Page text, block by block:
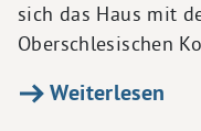
sich das Haus mit
Oberschlesischen
Weiterlesen